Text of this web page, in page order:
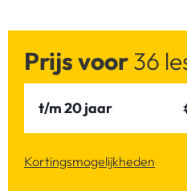
Prijs voor36
t/m 20 jaar
Kortingsmogelijkheden